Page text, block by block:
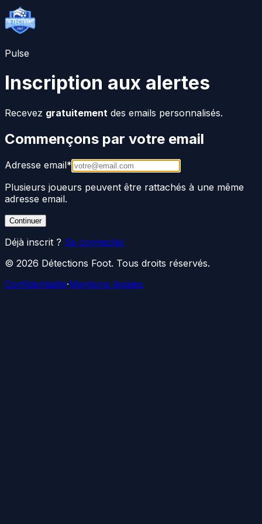
Pulse
Inscription aux alertes
Recevez gratuitement des emails personnalisés.
Commençons par votre email
Adresse email*
Plusieurs joueurs peuvent être rattachés à une même
adresse email.
Continuer
Déjà inscrit ? Se connecter
© 2026 Détections Foot. Tous droits réservés.
Confidentialité·Mentions légales